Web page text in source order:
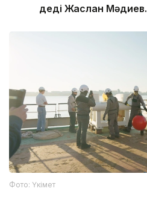
деді Жаслан Мәдиев.
Фото: Үкімет